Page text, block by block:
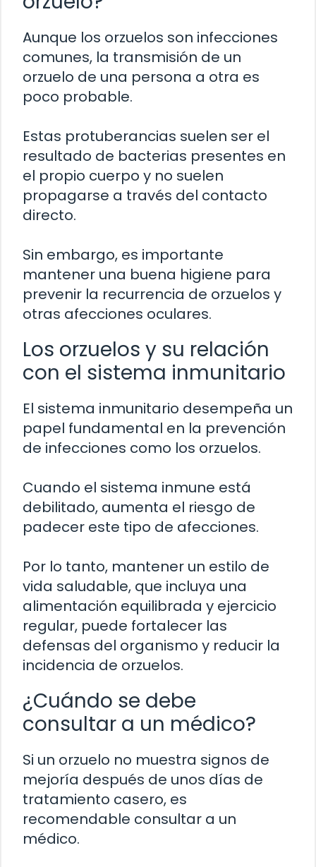
Aunque los orzuelos son infecciones
comunes, la transmisión de un
orzuelo de una persona a otra es
poco probable.
Estas protuberancias suelen ser el
resultado de bacterias presentes en
el propio cuerpo y no suelen
propagarse a través del contacto
directo.
Sin embargo, es importante
mantener una buena higiene para
prevenir la recurrencia de orzuelos y
otras afecciones oculares.
Los orzuelos y su relación
con el sistema inmunitario
El sistema inmunitario desempeña un
papel fundamental en la prevención
de infecciones como los orzuelos.
Cuando el sistema inmune está
debilitado, aumenta el riesgo de
padecer este tipo de afecciones.
Por lo tanto, mantener un estilo de
vida saludable, que incluya una
alimentación equilibrada y ejercicio
regular, puede fortalecer las
defensas del organismo y reducir la
incidencia de orzuelos.
¿Cuándo se debe
consultar a un médico?
Si un orzuelo no muestra signos de
mejoría después de unos días de
tratamiento casero, es
recomendable consultar a un
médico.